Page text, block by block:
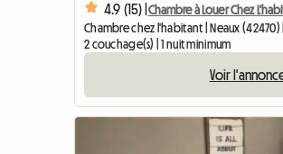
4.9 (15) | Chambre à Louer Chez
Chambre chez l'habitant | Neaux (42470)
2 couchage(s) | 1 nuit minimum
Voir